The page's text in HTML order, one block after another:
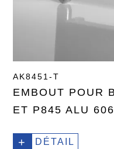
AK8451-T
EMBOUT POUR
ET P845 ALU
+ DÉTAIL